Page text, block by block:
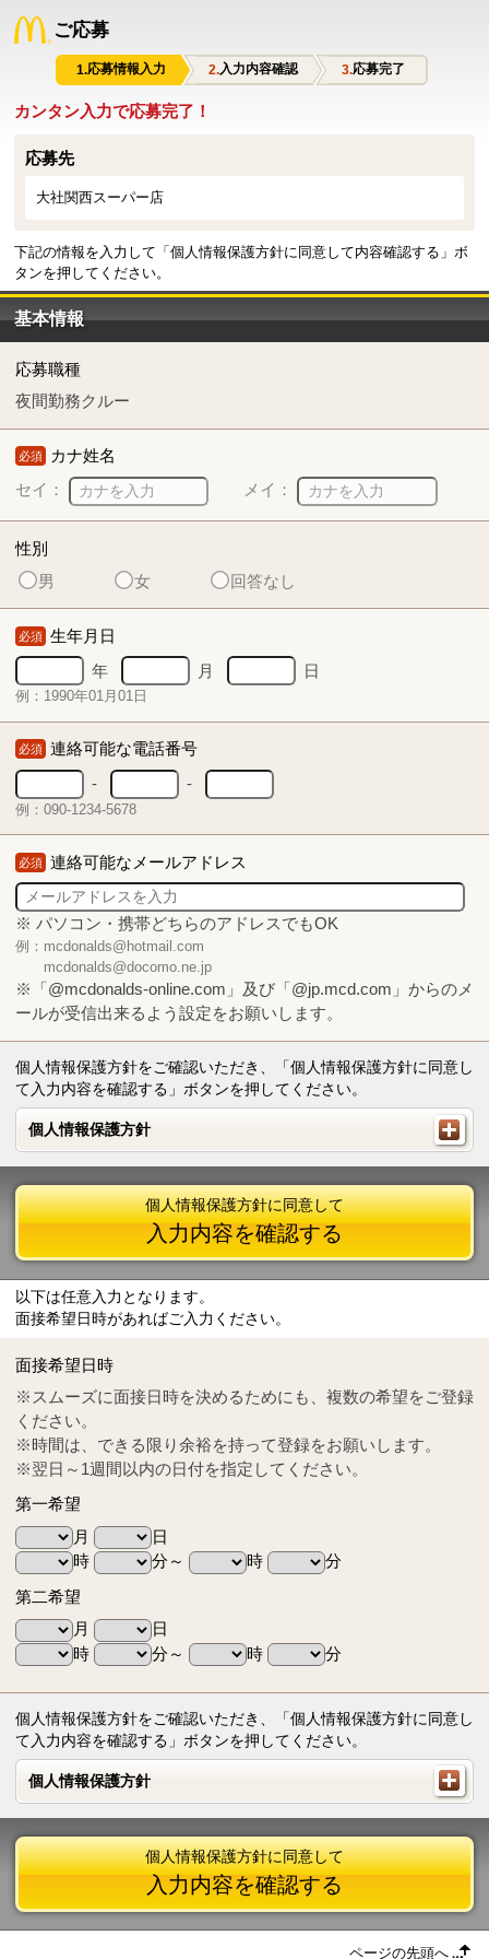
ご応募
応募情報入力 入力内容確認 応募完了
カンタン入力で応募完了！
応募先
大社関西スーパー店
下記の情報を入力して「個人情報保護方針に同意して内容確認する」ボ
タンを押してください。
基本情報
応募職種
夜間勤務クルー
必須 カナ姓名
セイ：
メイ：
性別
男
女 回答なし
必須 生年月日
年
月 日
例：1990年01月01日
必須 連絡可能な電話番号
-
-
例：090-1234-5678
必須 連絡可能なメールアドレス
※ パソコン・携帯どちらのアドレスでもOK
例：mcdonalds@hotmail.com
mcdonalds@docomo.ne.jp
※「@mcdonalds-online.com」及び「@jp.mcd.com」からのメ
ールが受信出来るよう設定をお願いします。
個人情報保護方針をご確認いただき、「個人情報保護方針に同意し
て入力内容を確認する」ボタンを押してください。
個人情報保護方針
個人情報保護方針
Tel
0570-55-0314
個人情報保護方針に同意して
入力内容を確認する
以下は任意入力となります。
面接希望日時があればご入力ください。
面接希望日時
※スムーズに面接日時を決めるためにも、複数の希望をご登録
ください。
※時間は、できる限り余裕を持って登録をお願いします。
※翌日～1週間以内の日付を指定してください。
第一希望
月
日
時
分～ 時
分
第二希望
月
日
時
分～ 時 分
個人情報保護方針をご確認いただき、「個人情報保護方針に同意し
て入力内容を確認する」ボタンを押してください。
個人情報保護方針
個人情報保護方針
個人情報保護方針に同意して
入力内容を確認する
ページの先頭へ